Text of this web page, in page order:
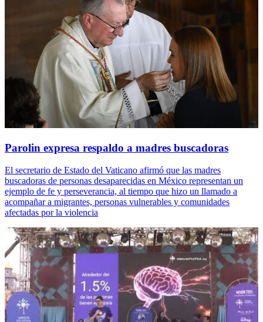
Parolin expresa respaldo a madres buscadoras
El secretario de Estado del Vaticano afirmó que las madres
buscadoras de personas desaparecidas en México representan un
ejemplo de fe y perseverancia, al tiempo que hizo un llamado a
acompañar a migrantes, personas vulnerables y comunidades
afectadas por la violencia